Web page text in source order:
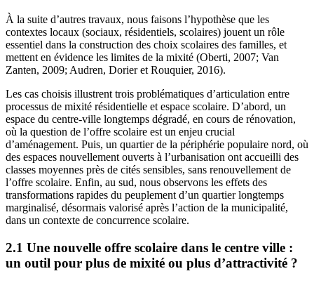
À la suite d’autres travaux, nous faisons l’hypothèse que les
contextes locaux (sociaux, résidentiels, scolaires) jouent un rôle
essentiel dans la construction des choix scolaires des familles, et
mettent en évidence les limites de la mixité (Oberti, 2007; Van
Zanten, 2009; Audren, Dorier et Rouquier, 2016).
Les cas choisis illustrent trois problématiques d’articulation entre
processus de mixité résidentielle et espace scolaire. D’abord, un
espace du centre-ville longtemps dégradé, en cours de rénovation,
où la question de l’offre scolaire est un enjeu crucial
d’aménagement. Puis, un quartier de la périphérie populaire nord, où
des espaces nouvellement ouverts à l’urbanisation ont accueilli des
classes moyennes près de cités sensibles, sans renouvellement de
l’offre scolaire. Enfin, au sud, nous observons les effets des
transformations rapides du peuplement d’un quartier longtemps
marginalisé, désormais valorisé après l’action de la municipalité,
dans un contexte de concurrence scolaire.
2.1 Une nouvelle offre scolaire dans le centre ville :
un outil pour plus de mixité ou plus d’attractivité ?